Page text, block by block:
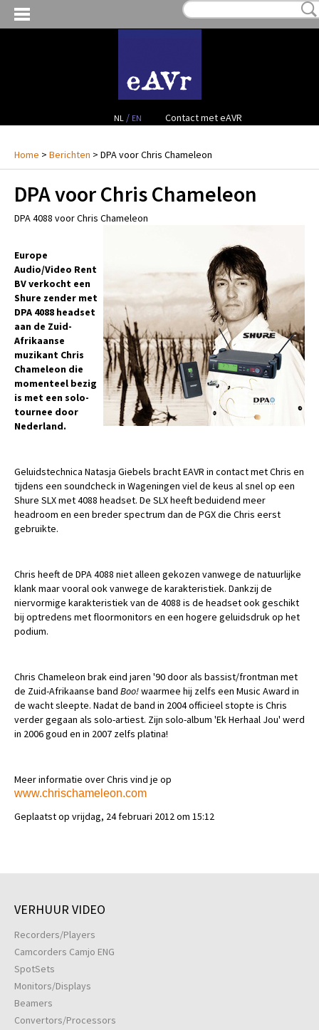
NL / EN Contact met eAVR
MIJN VERLANGLIJST:€ 0,00(0)
CONTACT
PROJECTEN
VERKOOP
OCCASION GEAR
Home > Berichten > DPA voor Chris Chameleon
DPA voor Chris Chameleon
DPA 4088 voor Chris Chameleon
Europe
Audio/Video Rent
BV verkocht een
Shure zender met
DPA 4088 headset
aan de Zuid-
Afrikaanse
muzikant Chris
Chameleon die
momenteel bezig
is met een solo-
tournee door
Nederland.
Geluidstechnica Natasja Giebels bracht EAVR in contact met Chris en
tijdens een soundcheck in Wageningen viel de keus al snel op een
Shure SLX met 4088 headset. De SLX heeft beduidend meer
headroom en een breder spectrum dan de PGX die Chris eerst
gebruikte.
Chris heeft de DPA 4088 niet alleen gekozen vanwege de natuurlijke
klank maar vooral ook vanwege de karakteristiek. Dankzij de
niervormige karakteristiek van de 4088 is de headset ook geschikt
bij optredens met floormonitors en een hogere geluidsdruk op het
podium.
Chris Chameleon brak eind jaren '90 door als bassist/frontman met
de Zuid-Afrikaanse band Boo!waarmee hij zelfs een Music Award in
de wacht sleepte. Nadat de band in 2004 officieel stopte is Chris
verder gegaan als solo-artiest. Zijn solo-album 'Ek Herhaal Jou' werd
in 2006 goud en in 2007 zelfs platina!
Meer informatie over Chris vind je op
www.chrischameleon.com
Geplaatst op vrijdag, 24 februari 2012 om 15:12
VERHUUR VIDEO
Recorders/Players
Camcorders Camjo ENG
SpotSets
Monitors/Displays
Beamers
Convertors/Processors